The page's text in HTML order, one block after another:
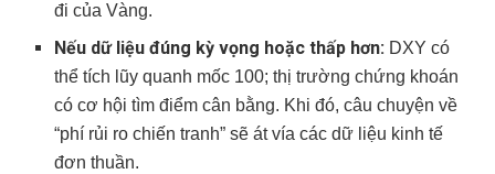
đi của Vàng.
Nếu dữ liệu đúng kỳ vọng hoặc thấp hơn: DXY có
thể tích lũy quanh mốc 100; thị trường chứng khoán
có cơ hội tìm điểm cân bằng. Khi đó, câu chuyện về
“phí rủi ro chiến tranh” sẽ át vía các dữ liệu kinh tế
đơn thuần.